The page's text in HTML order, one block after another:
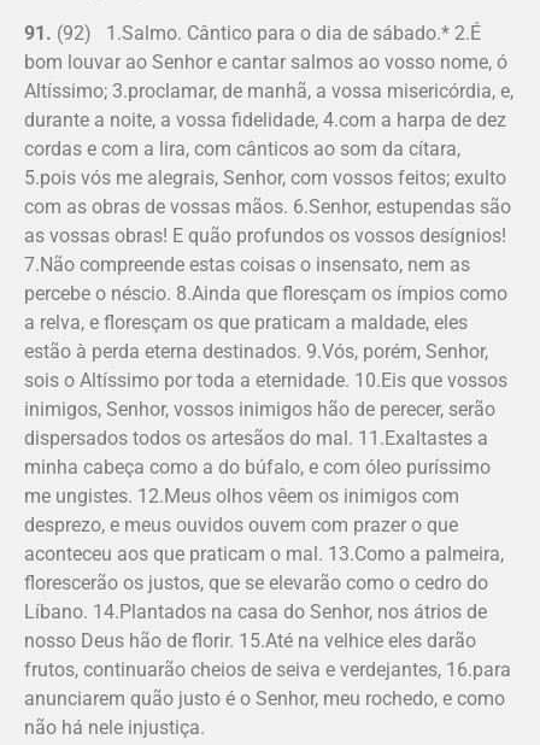
91. (92) 1.Salmo. Cântico para o dia de sábado.* 2.É
bom louvar ao Senhor e cantar salmos ao vosso nome, ó
Altíssimo; 3.proclamar, de manhã, a vossa misericórdia, e,
durante a noite, a vossa fidelidade, 4.com a harpa de dez
cordas e com a lira, com cânticos ao som da cítara,
5.pois vós me alegrais, Senhor, com vossos feitos; exulto
com as obras de vossas mãos. 6.Senhor, estupendas são
as vossas obras! E quão profundos os vossos desígnios!
7.Não compreende estas coisas o insensato, nem as
percebe o néscio. 8.Ainda que floresçam os ímpios como
a relva, e floresçam os que praticam a maldade, eles
estão à perda eterna destinados. 9.Vós, porém, Senhor,
sois o Altíssimo por toda a eternidade. 10.Eis que vossos
inimigos, Senhor, vossos inimigos hão de perecer, serão
dispersados todos os artesãos do mal. 11.Exaltastes a
minha cabeça como a do búfalo, e com óleo puríssimo
me ungistes. 12.Meus olhos vêem os inimigos com
desprezo, e meus ouvidos ouvem com prazer o que
aconteceu aos que praticam o mal. 13.Como a palmeira,
florescerão os justos, que se elevarão como o cedro do
Líbano. 14.Plantados na casa do Senhor, nos átrios de
nosso Deus hão de florir. 15.Até na velhice eles darão
frutos, continuarão cheios de seiva e verdejantes, 16.para
anunciarem quão justo é o Senhor, meu rochedo, e como
não há nele injustiça.